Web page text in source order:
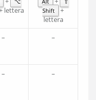
lettera
Shift
+
lettera
– –
– –